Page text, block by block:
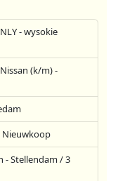
- wysokie
(k/m) -
Nieuwkoop
- Stellendam / 3